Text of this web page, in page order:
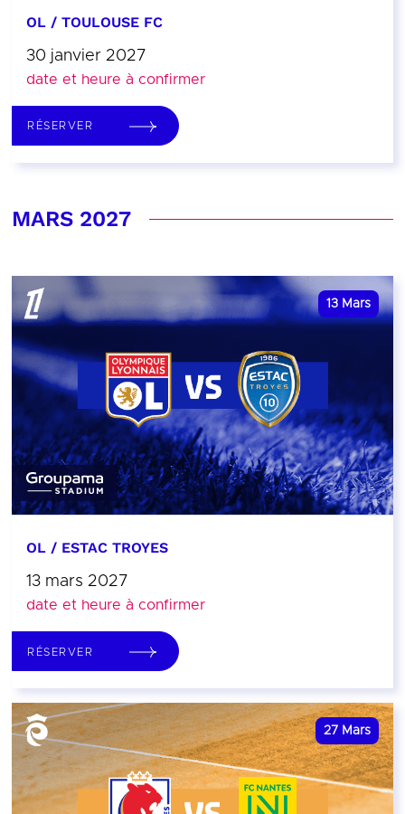
OL / TOULOUSE FC
30 janvier 2027
date et heure à confirmer
RÉSERVER
MARS 2027
13 Mars
OL / ESTAC TROYES
13 mars 2027
date et heure à confirmer
RÉSERVER
27 Mars